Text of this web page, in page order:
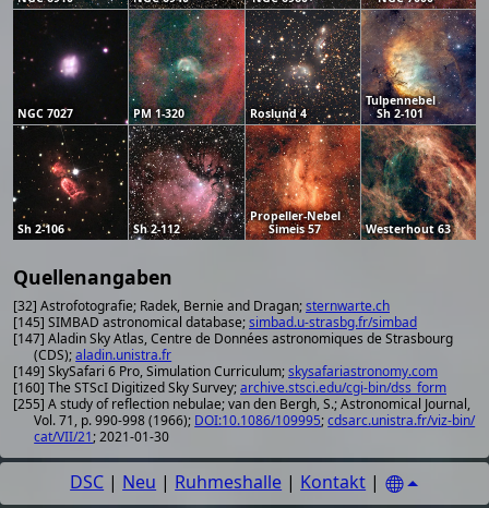
NGC 7027 PM 1-320 Roslund 4
Tulpennebel
Sh 2-101
Sh 2-106 Sh 2-112
Propeller-Nebel
Simeis 57
Westerhout 63
Quellenangaben
[32] Astrofotografie; Radek, Bernie and Dragan;sternwarte.ch
[145] SIMBAD astronomical database;simbad.u-strasbg.fr/simbad
[147] Aladin Sky Atlas, Centre de Données astronomiques de Strasbourg
(CDS);aladin.unistra.fr
[149] SkySafari 6 Pro, Simulation Curriculum;skysafariastronomy.com
[160] The STScI Digitized Sky Survey;archive.stsci.edu/cgi-bin/dss_form
[255] A study of reflection nebulae; van den Bergh, S.; Astronomical Journal,
Vol. 71, p. 990-998 (1966); DOI:10.1086/109995;cdsarc.unistra.fr/viz-bin/
cat/VII/21; 2021-01-30
DSC | Neu | Ruhmeshalle | Kontakt |